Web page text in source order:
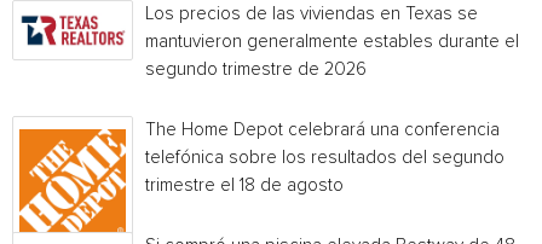
Los precios de las viviendas en Texas se
mantuvieron generalmente estables durante el
segundo trimestre de 2026
The Home Depot celebrará una conferencia
telefónica sobre los resultados del segundo
trimestre el 18 de agosto